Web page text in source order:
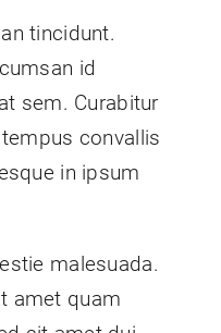
tincidunt.
id
sem. Curabitur
convallis
in ipsum
malesuada.
amet quam